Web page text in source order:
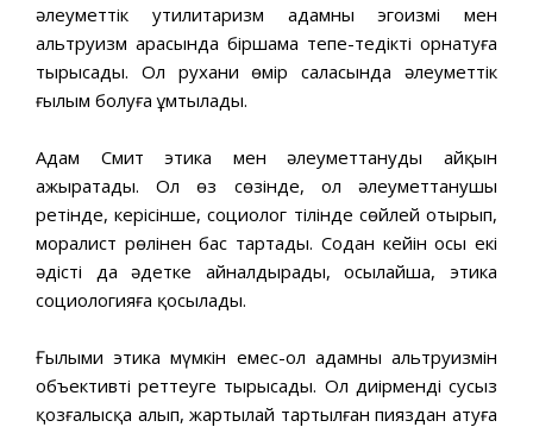
әлеуметтік утилитаризм адамның эгоизмі мен
альтруизм арасында біршама тепе-теңдікті орнатуға
тырысады. Ол рухани өмір саласында әлеуметтік
ғылым болуға ұмтылады.
Адам Смит этика мен әлеуметтануды айқын
ажыратады. Ол өз сөзінде, ол әлеуметтанушы
ретінде, керісінше, социолог тілінде сөйлей отырып,
моралист рөлінен бас тартады. Содан кейін осы екі
әдісті да әдетке айналдырады, осылайша, этика
социологияға қосылады.
Ғылыми этика мүмкін емес-ол адамның альтруизмін
объективті реттеуге тырысады. Ол диірменді сусыз
қозғалысқа алып, жартылай тартылған пияздан атуға